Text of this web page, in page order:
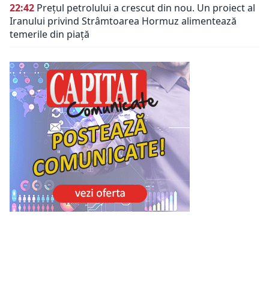
22:42 Prețul petrolului a crescut din nou. Un proiect al
Iranului privind Strâmtoarea Hormuz alimentează
temerile din piață